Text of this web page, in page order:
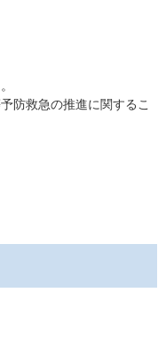
防救急の推進に関するこ